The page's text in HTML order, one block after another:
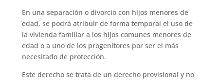
En una separación o divorcio con hijos menores de
edad, se podrá atribuir de forma temporal el uso de
la vivienda familiar a los hijos comunes menores de
edad o a uno de los progenitores por ser el más
necesitado de protección.
Este derecho se trata de un derecho provisional y no